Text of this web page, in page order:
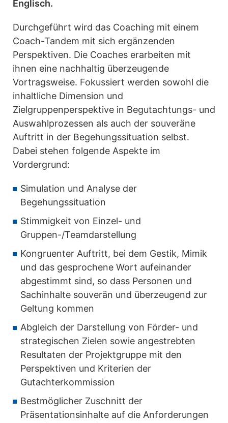
Englisch.
Durchgeführt wird das Coaching mit einem
Coach-Tandem mit sich ergänzenden
Perspektiven. Die Coaches erarbeiten mit
ihnen eine nachhaltig überzeugende
Vortragsweise. Fokussiert werden sowohl die
inhaltliche Dimension und
Zielgruppenperspektive in Begutachtungs- und
Auswahlprozessen als auch der souveräne
Auftritt in der Begehungssituation selbst.
Dabei stehen folgende Aspekte im
Vordergrund:
Simulation und Analyse der
Begehungssituation
Stimmigkeit von Einzel- und
Gruppen-/Teamdarstellung
Kongruenter Auftritt, bei dem Gestik, Mimik
und das gesprochene Wort aufeinander
abgestimmt sind, so dass Personen und
Sachinhalte souverän und überzeugend zur
Geltung kommen
Abgleich der Darstellung von Förder- und
strategischen Zielen sowie angestrebten
Resultaten der Projektgruppe mit den
Perspektiven und Kriterien der
Gutachterkommission
Bestmöglicher Zuschnitt der
Präsentationsinhalte auf die Anforderungen